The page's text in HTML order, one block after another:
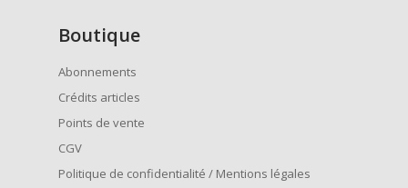
Boutique
Abonnements
Crédits articles
Points de vente
CGV
Politique de confidentialité / Mentions légales